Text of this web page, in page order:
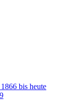
bis heute